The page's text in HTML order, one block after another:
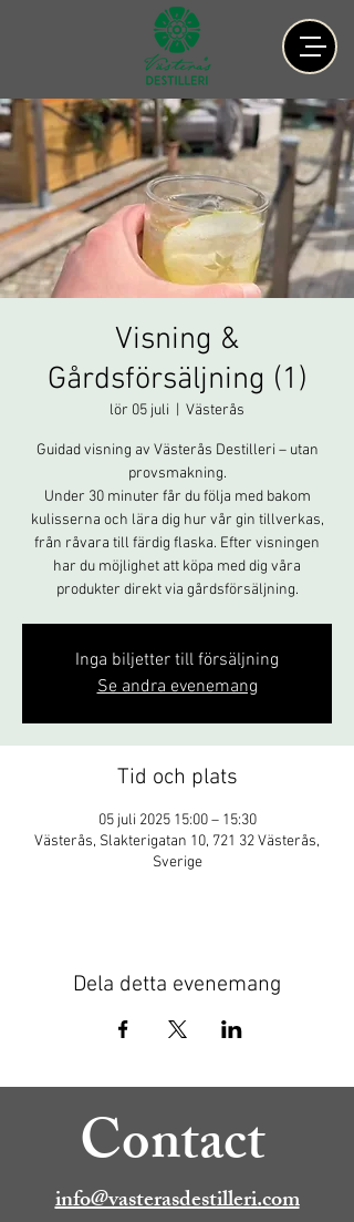
Visning &
Gårdsförsäljning (1)
lör 05 juli Västerås
Guidad visning av Västerås Destilleri – utan
provsmakning.
Under 30 minuter får du följa med bakom
kulisserna och lära dig hur vår gin tillverkas,
från råvara till färdig flaska. Efter visningen
har du möjlighet att köpa med dig våra
produkter direkt via gårdsförsäljning.
Inga biljetter till försäljning
Se andra evenemang
Tid och plats
05 juli 2025 15:00 – 15:30
Västerås, Slakterigatan 10, 721 32 Västerås,
Sverige
Dela detta evenemang
Contact
info@vasterasdestilleri.com